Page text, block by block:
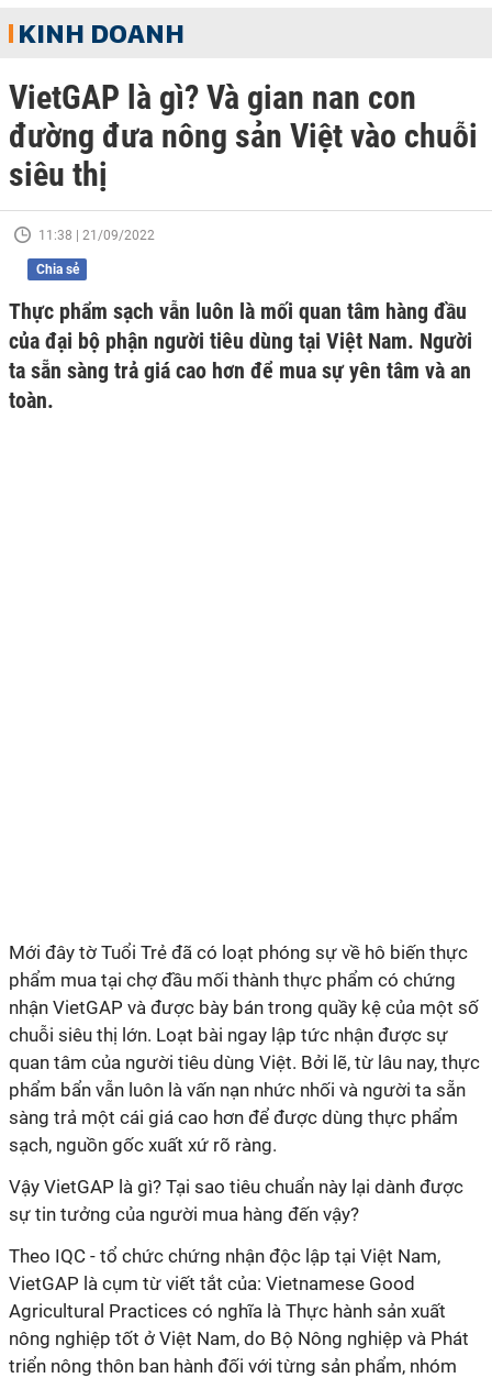
KINH DOANH
VietGAP là gì? Và gian nan con
đường đưa nông sản Việt vào chuỗi
siêu thị
11:38 | 21/09/2022
Chia sẻ
Thực phẩm sạch vẫn luôn là mối quan tâm hàng đầu
của đại bộ phận người tiêu dùng tại Việt Nam. Người
ta sẵn sàng trả giá cao hơn để mua sự yên tâm và an
toàn.
Mới đây tờ Tuổi Trẻ đã có loạt phóng sự về hô biến thực
phẩm mua tại chợ đầu mối thành thực phẩm có chứng
nhận VietGAP và được bày bán trong quầy kệ của một số
chuỗi siêu thị lớn. Loạt bài ngay lập tức nhận được sự
quan tâm của người tiêu dùng Việt. Bởi lẽ, từ lâu nay, thực
phẩm bẩn vẫn luôn là vấn nạn nhức nhối và người ta sẵn
sàng trả một cái giá cao hơn để được dùng thực phẩm
sạch, nguồn gốc xuất xứ rõ ràng.
Vậy VietGAP là gì? Tại sao tiêu chuẩn này lại dành được
sự tin tưởng của người mua hàng đến vậy?
Theo IQC - tổ chức chứng nhận độc lập tại Việt Nam,
VietGAP là cụm từ viết tắt của: Vietnamese Good
Agricultural Practices có nghĩa là Thực hành sản xuất
nông nghiệp tốt ở Việt Nam, do Bộ Nông nghiệp và Phát
triển nông thôn ban hành đối với từng sản phẩm, nhóm